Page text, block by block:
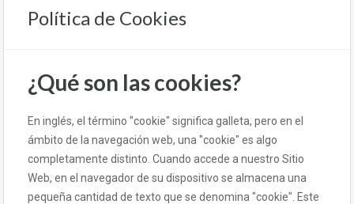
Política de Cookies
¿Qué son las cookies?
En inglés, el término "cookie" significa galleta, pero en el
ámbito de la navegación web, una "cookie" es algo
completamente distinto. Cuando accede a nuestro Sitio
Web, en el navegador de su dispositivo se almacena una
pequeña cantidad de texto que se denomina "cookie". Este